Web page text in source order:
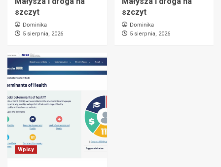
szczyt
Dominika
5 sierpnia, 2026
szczyt
Dominika
5 sierpnia, 2026
Wpisy